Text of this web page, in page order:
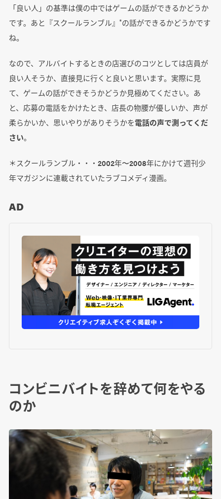
「良い人」の基準は僕の中ではゲームの話ができるかどうか
です。あと『スクールランブル』 *の話ができるかどうかです
ね。
なので、アルバイトするときの店選びのコツとしては店員が
良い人そうか、直接見に行くと良いと思います。実際に見
て、ゲームの話ができそうかどうか見極めてください。あ
と、応募の電話をかけたとき、店長の物腰が優しいか、声が
柔らかいか、思いやりがありそうかを電話の声で測ってくだ
さい。
＊スクールランブル・・・2002年〜2008年にかけて週刊少
年マガジンに連載されていたラブコメディ漫画。
AD
コンビニバイトを辞めて何をやる
のか